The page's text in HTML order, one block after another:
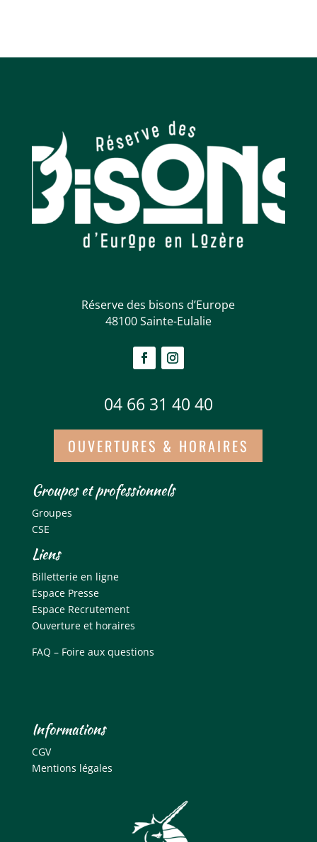
Réserve des bisons d’Europe
48100 Sainte-Eulalie
04 66 31 40 40
OUVERTURES & HORAIRES
Groupes et professionnels
Groupes
CSE
Liens
Billetterie en ligne
Espace Presse
Espace Recrutement
Ouverture et horaires
FAQ – Foire aux questions
Informations
CGV
Mentions légales